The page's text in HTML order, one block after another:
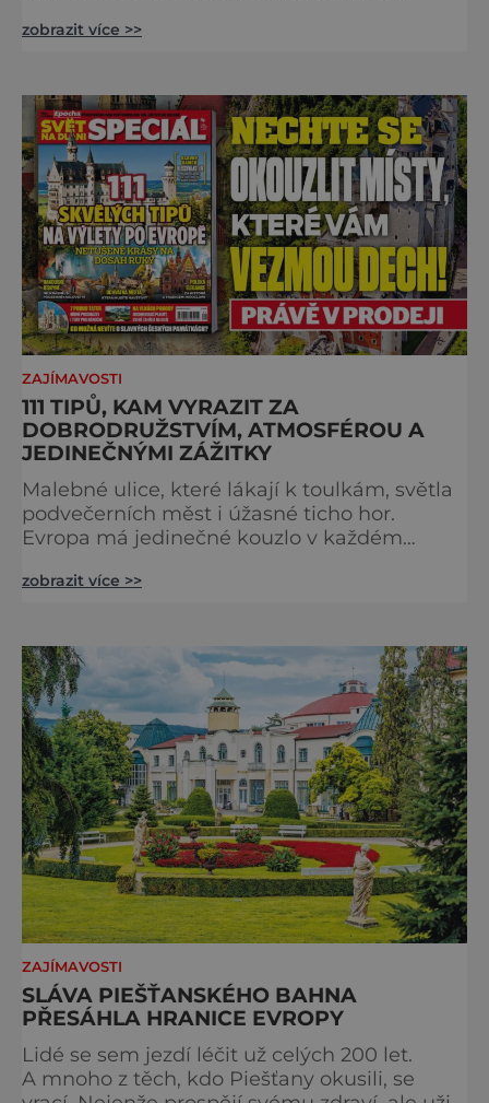
dojde k významnému objevu nebo děsivé
krážem. Je 10. dubna roku 49 př. n. l. a na
břehu říčky Rubikon pronáší Gaius Julius
Caesar svou slavnou vě
zobrazit více >>
ZAJÍMAVOSTI
111 TIPŮ, KAM VYRAZIT ZA
DOBRODRUŽSTVÍM, ATMOSFÉROU A
JEDINEČNÝMI ZÁŽITKY
Malebné ulice, které lákají k toulkám, světla
podvečerních měst i úžasné ticho hor.
Evropa má jedinečné kouzlo v každém
zve na cestu plnou inspirace, dobrodružství i
podobě. Města s neopakovatelnou
atmosférou Vydejte se s námi na prohlídku
měst, která patří k
zobrazit více >>
ZAJÍMAVOSTI
SLÁVA PIEŠŤANSKÉHO BAHNA
PŘESÁHLA HRANICE EVROPY
Lidé se sem jezdí léčit už celých 200 let.
A mnoho z těch, kdo Piešťany okusili, se